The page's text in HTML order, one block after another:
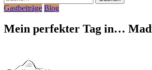
Gastbeiträge Blog
Mein perfekter Tag in…